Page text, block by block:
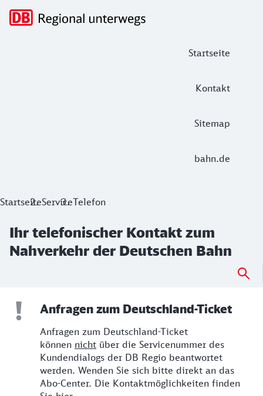
Startseite
Kontakt
Sitemap
bahn.de
Hauptnavigation
Ihr telefonischer Kontakt zum
StartseiteServiceTelefon
Ihr telefonischer Kontakt zum
Nahverkehr der Deutschen Bahn
Anfragen zum Deutschland-Ticket
Anfragen zum Deutschland-Ticket
können nicht über die Servicenummer des
Kundendialogs der DB Regio beantwortet
werden. Wenden Sie sich bitte direkt an das
Abo-Center. Die Kontaktmöglichkeiten finden